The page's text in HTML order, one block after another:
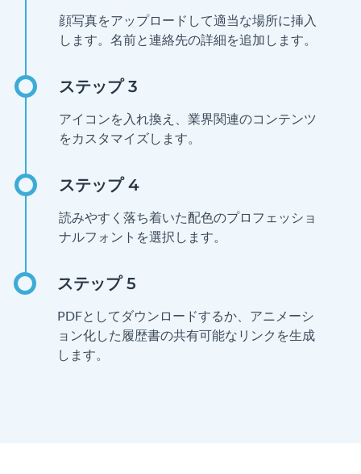
顔写真をアップロードして適当な場所に挿入
します。名前と連絡先の詳細を追加します。
アイコンを入れ換え、業界関連のコンテンツ
をカスタマイズします。
読みやすく落ち着いた配色のプロフェッショ
ナルフォントを選択します。
PDFとしてダウンロードするか、アニメーシ
ョン化した履歴書の共有可能なリンクを生成
します。